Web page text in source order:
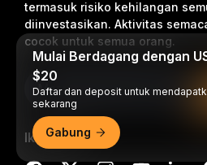
termasuk risiko kehilangan
diinvestasikan. Aktivitas
cocok untuk semua orang.
Ikuti Kami
Mulai Berdagang dengan
$20
Daftar dan deposit untuk
sekarang
Gabung